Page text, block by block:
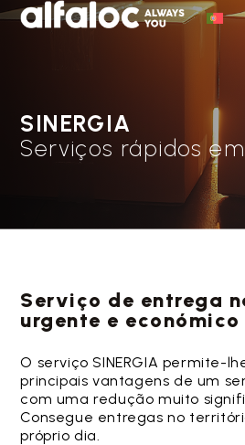
SINERGIA
Serviços rápidos
Serviço de entrega
urgente e económico
O serviço SINERGIA permite-
principais vantagens de um
com uma redução muito
Consegue entregas no
próprio dia.